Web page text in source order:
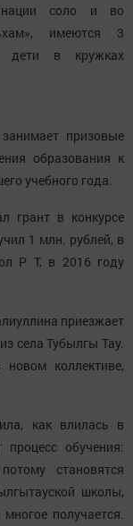
соло и во
имеются 3
дети в кружках
призовые
образования к
учебного года.
грант в конкурсе
1 млн. рублей, в
Р Т, в 2016 году
приезжает
села Тубылгы Тау.
коллективе,
как влилась в
обучения:
становятся
школы,
получается.